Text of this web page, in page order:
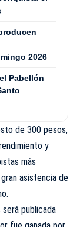
2026
Pabellón
de 300 pesos,
y
más
asistencia de
publicada